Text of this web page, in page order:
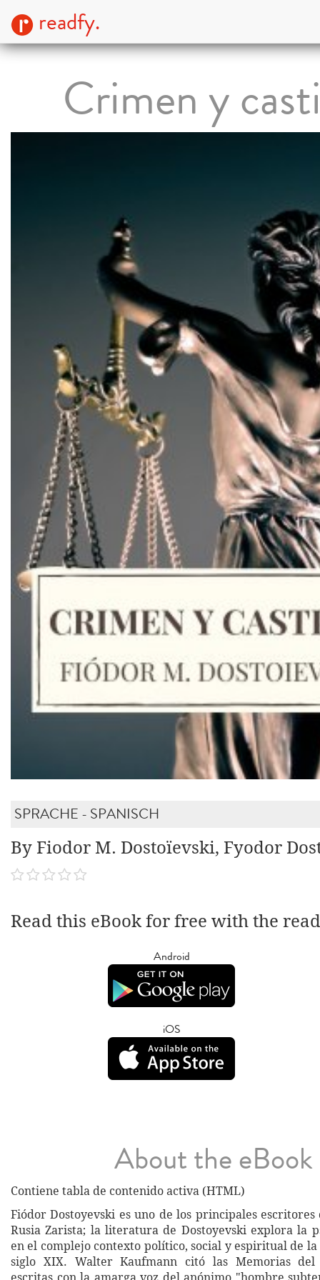
readfy.
Crimen y
SPRACHE - SPANISCH
By Fiodor M. Dostoïevski, Fyodor
Read this eBook for free with the
Android
iOS
About the eBook
Contiene tabla de contenido activa (HTML)
Fiódor Dostoyevski es uno de los principales escritores
Rusia Zarista; la literatura de Dostoyevski explora la
en el complejo contexto político, social y espiritual de la
siglo XIX. Walter Kaufmann citó las Memorias del